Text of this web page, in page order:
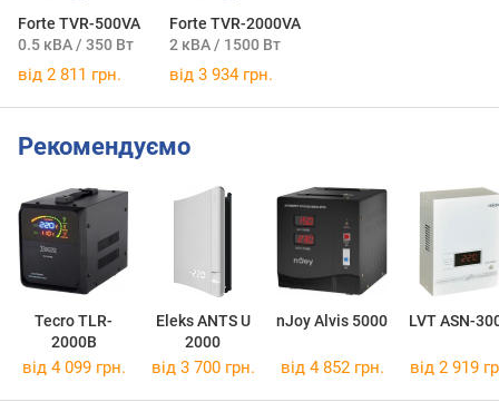
Forte TVR-500VA
0.5 кВА / 350 Вт
Forte TVR-2000VA
2 кВА / 1500 Вт
від 2 811 грн. від 3 934 грн.
Рекомендуємо
Tecro TLR-
2000B
Eleks ANTS U
2000
nJoy Alvis 5000 LVT ASN-
від 4 099 грн. від 3 700 грн. від 4 852 грн. від 2 919